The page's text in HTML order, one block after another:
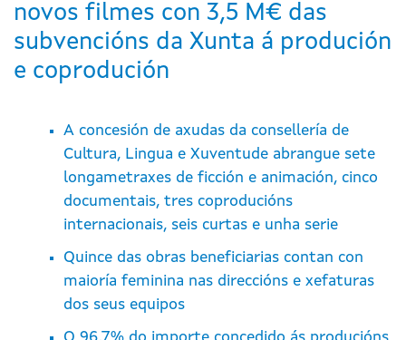
novos filmes con 3,5 M€ das
subvencións da Xunta á produción
e coprodución
A concesión de axudas da consellería de
Cultura, Lingua e Xuventude abrangue sete
longametraxes de ficción e animación, cinco
documentais, tres coproducións
internacionais, seis curtas e unha serie
Quince das obras beneficiarias contan con
maioría feminina nas direccións e xefaturas
dos seus equipos